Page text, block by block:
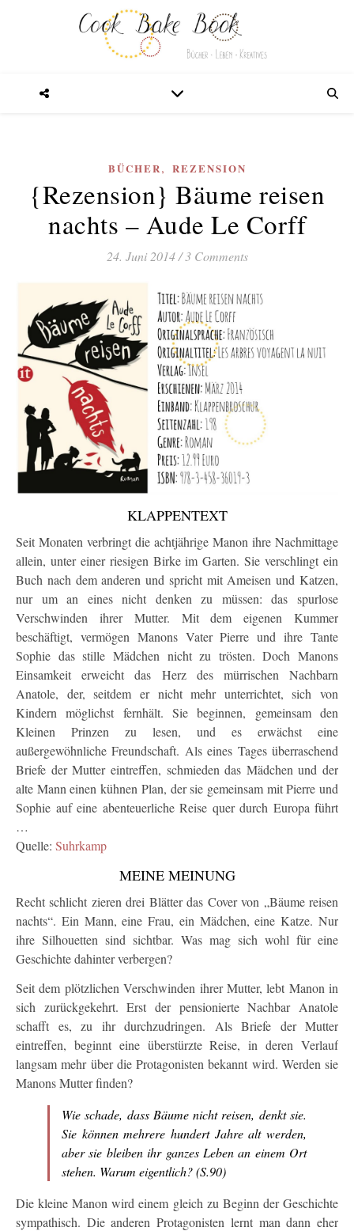
BÜCHER, REZENSION
{Rezension} Bäume reisen
nachts – Aude Le Corff
24. Juni 2014/ 3 Comments
KLAPPENTEXT
Seit Monaten verbringt die achtjährige Manon ihre Nachmittage
allein, unter einer riesigen Birke im Garten. Sie verschlingt ein
Buch nach dem anderen und spricht mit Ameisen und Katzen,
nur um an eines nicht denken zu müssen: das spurlose
Verschwinden ihrer Mutter. Mit dem eigenen Kummer
beschäftigt, vermögen Manons Vater Pierre und ihre Tante
Sophie das stille Mädchen nicht zu trösten. Doch Manons
Einsamkeit erweicht das Herz des mürrischen Nachbarn
Anatole, der, seitdem er nicht mehr unterrichtet, sich von
Kindern möglichst fernhält. Sie beginnen, gemeinsam den
Kleinen Prinzen zu lesen, und es erwächst eine
außergewöhnliche Freundschaft. Als eines Tages überraschend
Briefe der Mutter eintreffen, schmieden das Mädchen und der
alte Mann einen kühnen Plan, der sie gemeinsam mit Pierre und
Sophie auf eine abenteuerliche Reise quer durch Europa führt
…
Quelle: Suhrkamp
MEINE MEINUNG
Recht schlicht zieren drei Blätter das Cover von „Bäume reisen
nachts“. Ein Mann, eine Frau, ein Mädchen, eine Katze. Nur
ihre Silhouetten sind sichtbar. Was mag sich wohl für eine
Geschichte dahinter verbergen?
Seit dem plötzlichen Verschwinden ihrer Mutter, lebt Manon in
sich zurückgekehrt. Erst der pensionierte Nachbar Anatole
schafft es, zu ihr durchzudringen. Als Briefe der Mutter
eintreffen, beginnt eine überstürzte Reise, in deren Verlauf
langsam mehr über die Protagonisten bekannt wird. Werden sie
Manons Mutter finden?
Wie schade, dass Bäume nicht reisen, denkt sie.
Sie können mehrere hundert Jahre alt werden,
aber sie bleiben ihr ganzes Leben an einem Ort
stehen. Warum eigentlich? (S.90)
Die kleine Manon wird einem gleich zu Beginn der Geschichte
sympathisch. Die anderen Protagonisten lernt man dann eher